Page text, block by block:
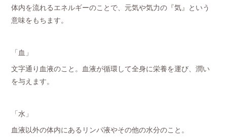
体内を流れるエネルギーのことで、元気や気力の『気』という
意味をもちます。
「血」
文字通り血液のこと。血液が循環して全身に栄養を運び、潤い
を与えます。
「水」
血液以外の体内にあるリンパ液やその他の水分のこと。